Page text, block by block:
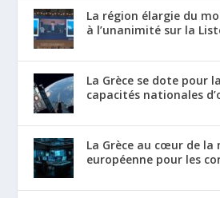
La région élargie du
à l’unanimité sur la
La Grèce se dote pour
capacités nationales
La Grèce au cœur de la
européenne pour les